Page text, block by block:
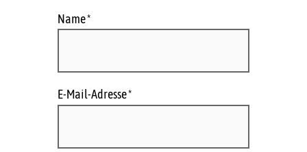
Name*
E-Mail-Adresse*